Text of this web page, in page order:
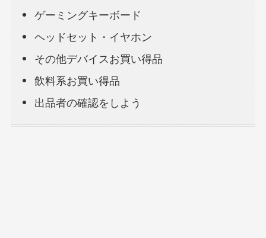
ゲーミングキーボード
ヘッドセット・イヤホン
その他デバイスお買い得品
飲料系お買い得品
出品者の確認をしよう